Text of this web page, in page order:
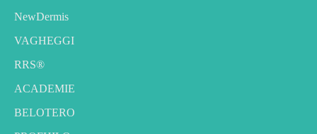
NewDermis
VAGHEGGI
RRS®
ACADEMIE
BELOTERO